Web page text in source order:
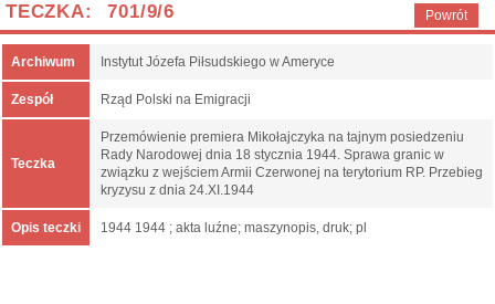
Powrót
TECZKA: 701/9/6
Archiwum Instytut Józefa Piłsudskiego w Ameryce
Zespół Rząd Polski na Emigracji
Teczka
Przemówienie premiera Mikołajczyka na tajnym posiedzeniu
Rady Narodowej dnia 18 stycznia 1944. Sprawa granic w
związku z wejściem Armii Czerwonej na terytorium RP. Przebieg
kryzysu z dnia 24.XI.1944
Opis teczki 1944 1944 ; akta luźne; maszynopis, druk; pl